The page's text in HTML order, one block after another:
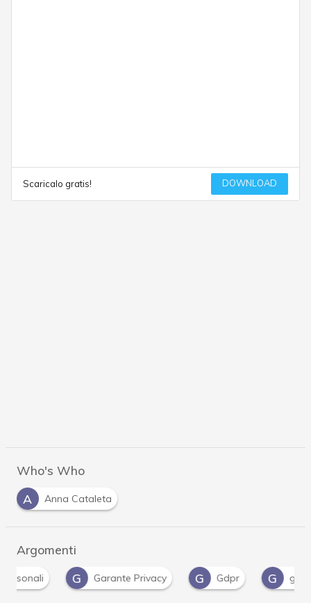
Scaricalo gratis! DOWNLOAD
Who's Who
A
Anna Cataleta
Argomenti
G
Garante Privacy G Gdpr G guida